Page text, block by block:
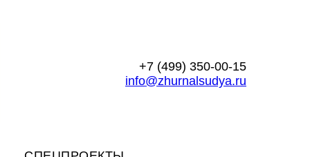
+7 (499) 350-00-15
info@zhurnalsudya.ru